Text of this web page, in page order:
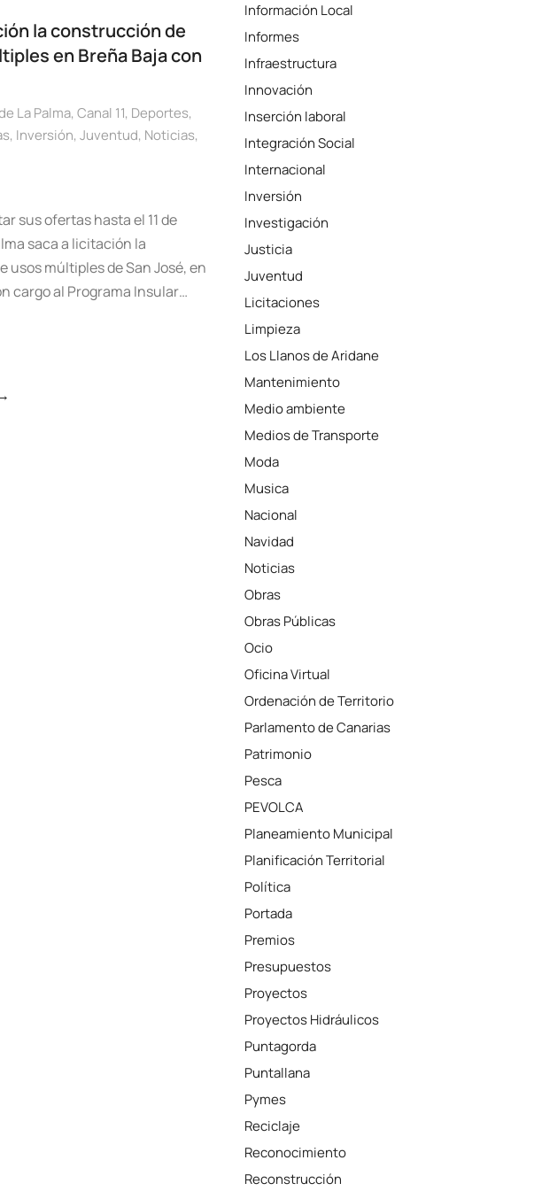
la construcción de
en Breña Baja con
La Palma, Canal 11, Deportes,
, Inversión, Juventud, Noticias,
sus ofertas hasta el 11 de
saca a licitación la
múltiples de San José, en
cargo al Programa Insular…
Información Local
Informes
Infraestructura
Innovación
Inserción laboral
Integración Social
Internacional
Inversión
Investigación
Justicia
Juventud
Licitaciones
Limpieza
Los Llanos de Aridane
Mantenimiento
Medio ambiente
Medios de Transporte
Moda
Musica
Nacional
Navidad
Noticias
Obras
Obras Públicas
Ocio
Oficina Virtual
Ordenación de Territorio
Parlamento de Canarias
Patrimonio
Pesca
PEVOLCA
Planeamiento Municipal
Planificación Territorial
Política
Portada
Premios
Presupuestos
Proyectos
Proyectos Hidráulicos
Puntagorda
Puntallana
Pymes
Reciclaje
Reconocimiento
Reconstrucción